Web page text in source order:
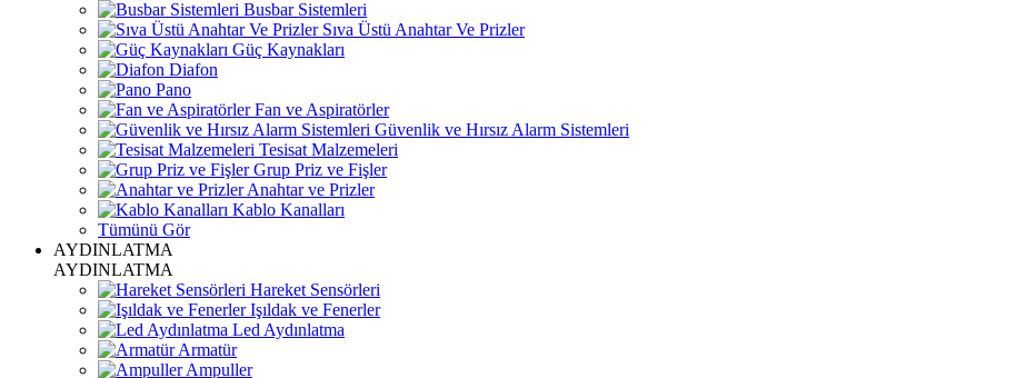
Busbar Sistemleri
Sıva Üstü Anahtar Ve Prizler
Güç Kaynakları
Diafon
Pano
Fan ve Aspiratörler
Güvenlik ve Hırsız Alarm Sistemleri
Tesisat Malzemeleri
Grup Priz ve Fişler
Anahtar ve Prizler
Kablo Kanalları
Tümünü Gör
AYDINLATMA
AYDINLATMA
Hareket Sensörleri
Işıldak ve Fenerler
Led Aydınlatma
Armatür
Ampuller